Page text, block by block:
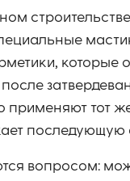
строительстве
которые
применяют тот
последующую
вопросом: